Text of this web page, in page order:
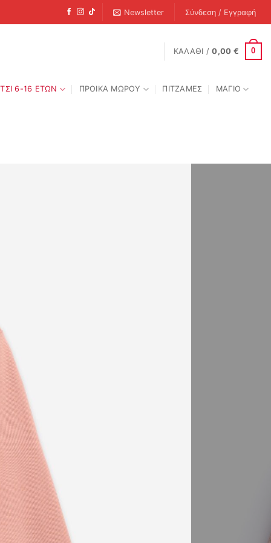
Newsletter Σύνδεση / Εγγραφή
ΚΑΛΆΘΙ /0,00 € 0
6-16 ΕΤΩΝ ΠΡΟΙΚΑ ΜΩΡΟΥ ΠΙΤΖΑΜΕΣ ΜΑΓΙΟ